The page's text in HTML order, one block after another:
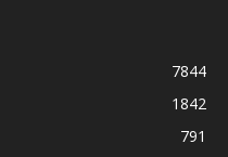
7844
1842
791